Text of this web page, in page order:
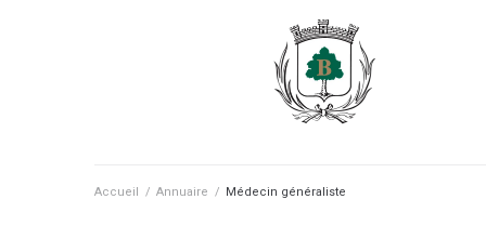
Accueil / Annuaire / Médecin généraliste